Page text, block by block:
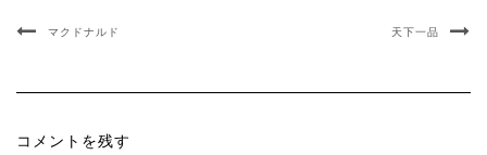
マクドナルド 天下一品
コメントを残す